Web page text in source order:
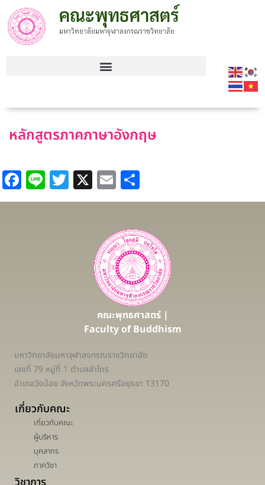
คณะพุทธศาสตร์
มหาวิทยาลัยมหาจุฬาลงกรณราชวิทยาลัย
หลักสูตรภาคภาษาอังกฤษ
Facebook
LineTwitter
X Email
คณะพุทธศาสตร์ |
Faculty of Buddhism
มหาวิทยาลัยมหาจุฬาลงกรณราชวิทยาลัย
เลขที่ 79 หมู่ที่ 1 ตำบลลำไทร
อำเภอวังน้อย จังหวัดพระนครศรีอยุธยา 13170
เกี่ยวกับคณะ
เกี่ยวกับคณะ
ผู้บริหาร
บุคลากร
ภาควิชา